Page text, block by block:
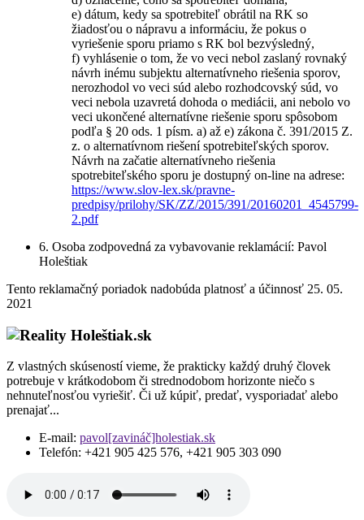
e) dátum, kedy sa spotrebiteľ obrátil na RK so
žiadosťou o nápravu a informáciu, že pokus o
vyriešenie sporu priamo s RK bol bezvýsledný,
f) vyhlásenie o tom, že vo veci nebol zaslaný rovnaký
návrh inému subjektu alternatívneho riešenia sporov,
nerozhodol vo veci súd alebo rozhodcovský súd, vo
veci nebola uzavretá dohoda o mediácii, ani nebolo vo
veci ukončené alternatívne riešenie sporu spôsobom
podľa § 20 ods. 1 písm. a) až e) zákona č. 391/2015 Z.
z. o alternatívnom riešení spotrebiteľských sporov.
Návrh na začatie alternatívneho riešenia
spotrebiteľského sporu je dostupný on-line na adrese:
https://www.slov-lex.sk/pravne-
predpisy/prilohy/SK/ZZ/2015/391/20160201_4545799-
2.pdf
6. Osoba zodpovedná za vybavovanie reklamácií: Pavol
Holeštiak
Tento reklamačný poriadok nadobúda platnosť a účinnosť 25. 05.
2021
Z vlastných skúseností vieme, že prakticky každý druhý človek
potrebuje v krátkodobom či strednodobom horizonte niečo s
nehnuteľnosťou vyriešiť. Či už kúpiť, predať, vysporiadať alebo
prenajať...
E-mail: pavol[zavináč]holestiak.sk
Telefón: +421 905 425 576, +421 905 303 090